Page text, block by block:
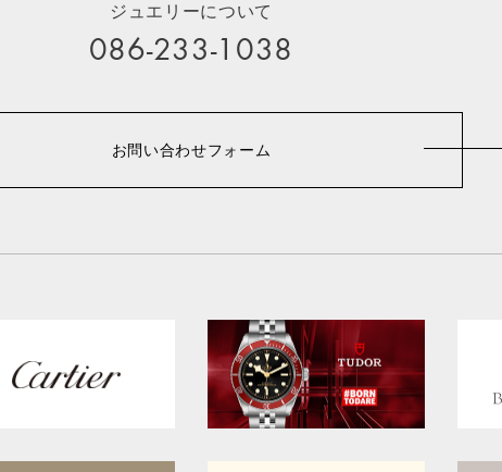
ジュエリーについて
086-233-1038
お問い合わせフォーム